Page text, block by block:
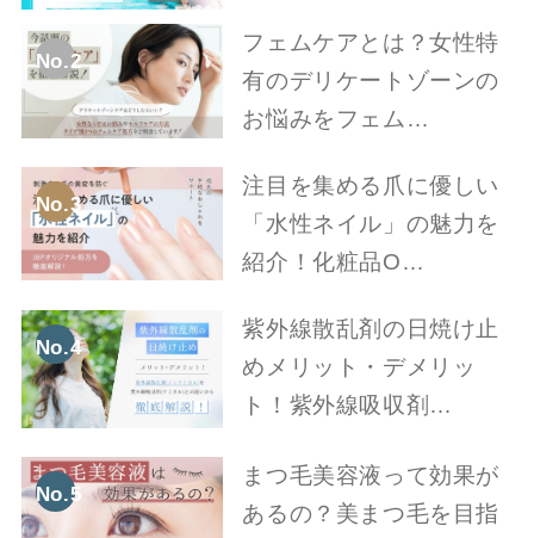
No.2
フェムケアとは？女性特
有のデリケートゾーンの
お悩みをフェム…
No.3
注目を集める爪に優しい
「水性ネイル」の魅力を
紹介！化粧品O…
No.4
紫外線散乱剤の日焼け止
めメリット・デメリッ
ト！紫外線吸収剤…
No.5
まつ毛美容液って効果が
あるの？美まつ毛を目指